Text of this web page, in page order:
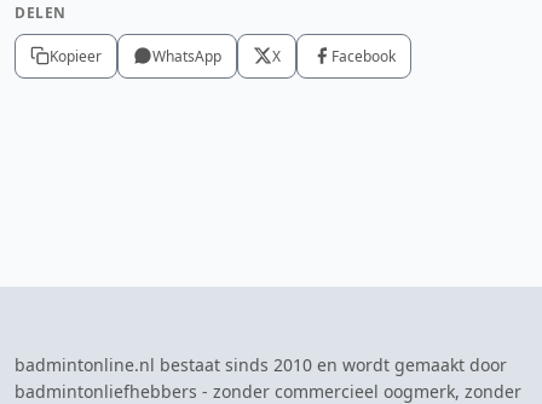
DELEN
Kopieer WhatsApp X Facebook
badmintonline.nl bestaat sinds 2010 en wordt gemaakt door
badmintonliefhebbers - zonder commercieel oogmerk, zonder